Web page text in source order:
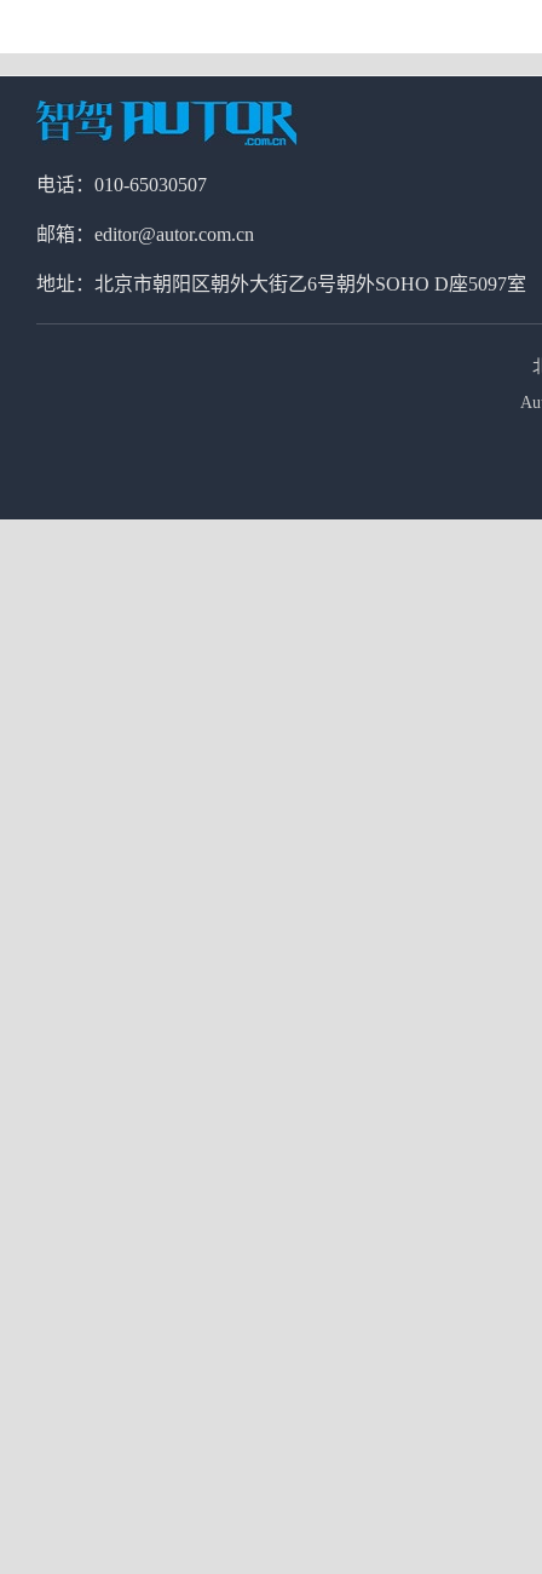
电话：010-65030507
邮箱：editor@autor.com.cn
地址：北京市朝阳区朝外大街乙6号朝外SOHO D座5097室